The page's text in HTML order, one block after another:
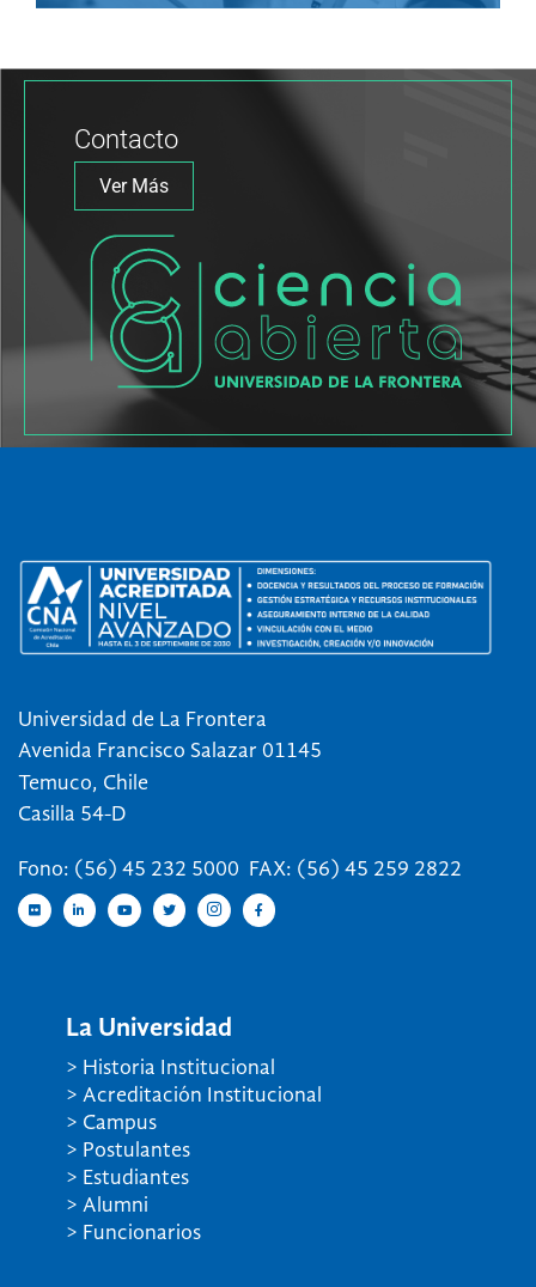
Contacto
Ver Más
Universidad de La Frontera
Avenida Francisco Salazar 01145
Temuco, Chile
Casilla 54-D
Fono: (56) 45 232 5000 FAX: (56) 45 259 2822
La Universidad
> Historia Institucional
> Acreditación Institucional
> Campus
> Postulantes
> Estudiantes
> Alumni
> Funcionarios